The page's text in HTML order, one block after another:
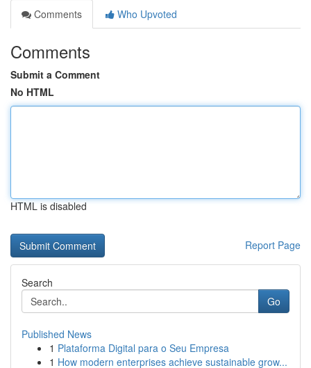
Comments
Who Upvoted
Comments
Submit a Comment
No HTML
HTML is disabled
Report Page
Search
Go
Published News
1 Plataforma Digital para o Seu Empresa
1 How modern enterprises achieve sustainable grow...